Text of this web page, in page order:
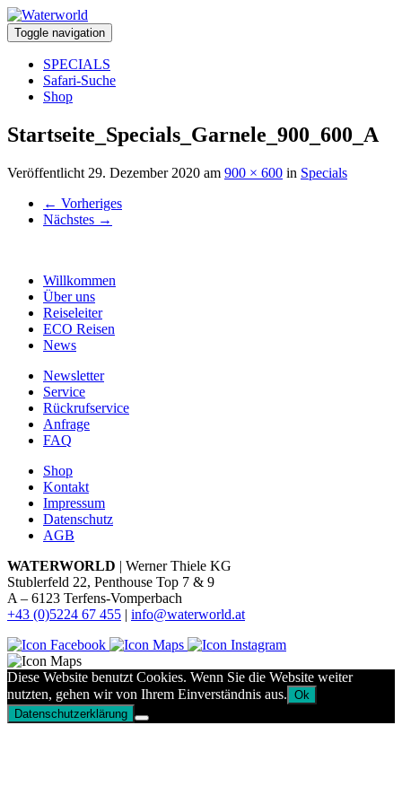
Toggle navigation
SPECIALS
Safari-Suche
Shop
Startseite_Specials_Garnele_900_600_A
Veröffentlicht 29. Dezember 2020 am 900 × 600 in Specials
← Vorheriges
Nächstes →
Willkommen
Über uns
Reiseleiter
ECO Reisen
News
Newsletter
Service
Rückrufservice
Anfrage
FAQ
Shop
Kontakt
Impressum
Datenschutz
AGB
WATERWORLD | Werner Thiele KG
Stublerfeld 22, Penthouse Top 7 & 9
A – 6123 Terfens-Vomperbach
+43 (0)5224 67 455 | info@waterworld.at
Diese Website benutzt Cookies. Wenn Sie die Website weiter
nutzten, gehen wir von Ihrem Einverständnis aus. Ok
Datenschutzerklärung